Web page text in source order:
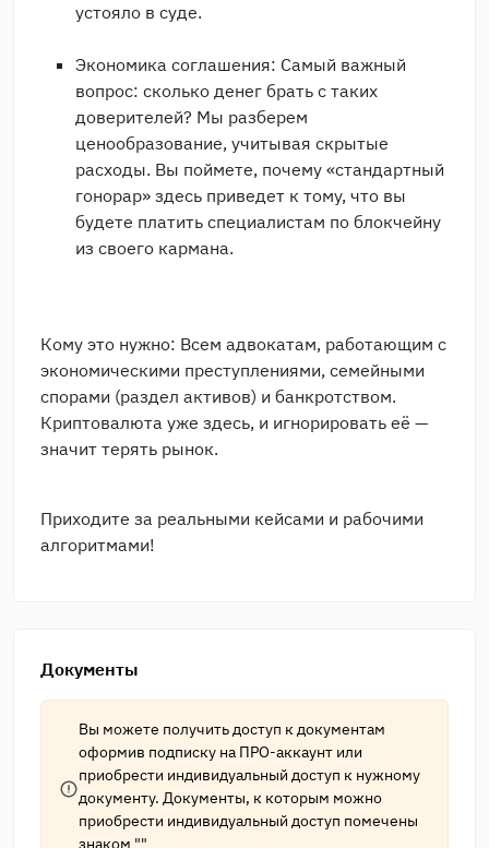
устояло в суде.
Экономика соглашения: Самый важный
вопрос: сколько денег брать с таких
доверителей? Мы разберем
ценообразование, учитывая скрытые
расходы. Вы поймете, почему «стандартный
гонорар» здесь приведет к тому, что вы
будете платить специалистам по блокчейну
из своего кармана.
Кому это нужно: Всем адвокатам, работающим с
экономическими преступлениями, семейными
спорами (раздел активов) и банкротством.
Криптовалюта уже здесь, и игнорировать её —
значит терять рынок.
Приходите за реальными кейсами и рабочими
алгоритмами!
Документы
Вы можете получить доступ к документам
оформив подписку на ПРО-аккаунт или
приобрести индивидуальный доступ к нужному
документу. Документы, к которым можно
приобрести индивидуальный доступ помечены
знаком ""